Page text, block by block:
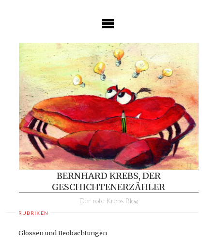
BERNHARD KREBS, DER
GESCHICHTENERZÄHLER
Der rote Krebs Blog
RUBRIKEN
Glossen und Beobachtungen